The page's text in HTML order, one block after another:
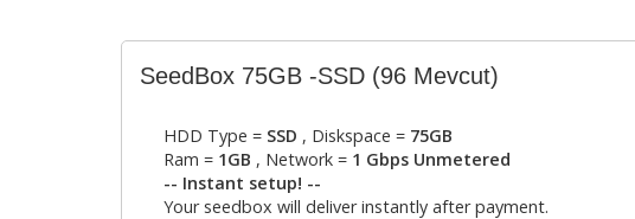
SeedBox 75GB -SSD (96 Mevcut)
HDD Type = SSD , Diskspace = 75GB
Ram = 1GB , Network = 1 Gbps Unmetered
-- Instant setup! --
Your seedbox will deliver instantly after payment.